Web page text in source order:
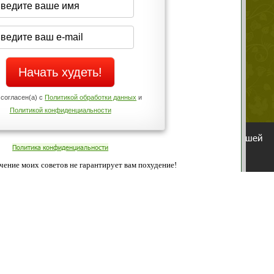
Нет
Телефоны службы поддержки
+7 (909) 421-77-27
cookies. Оставаясь с нами, вы соглашаетесь с нашей
Согласен